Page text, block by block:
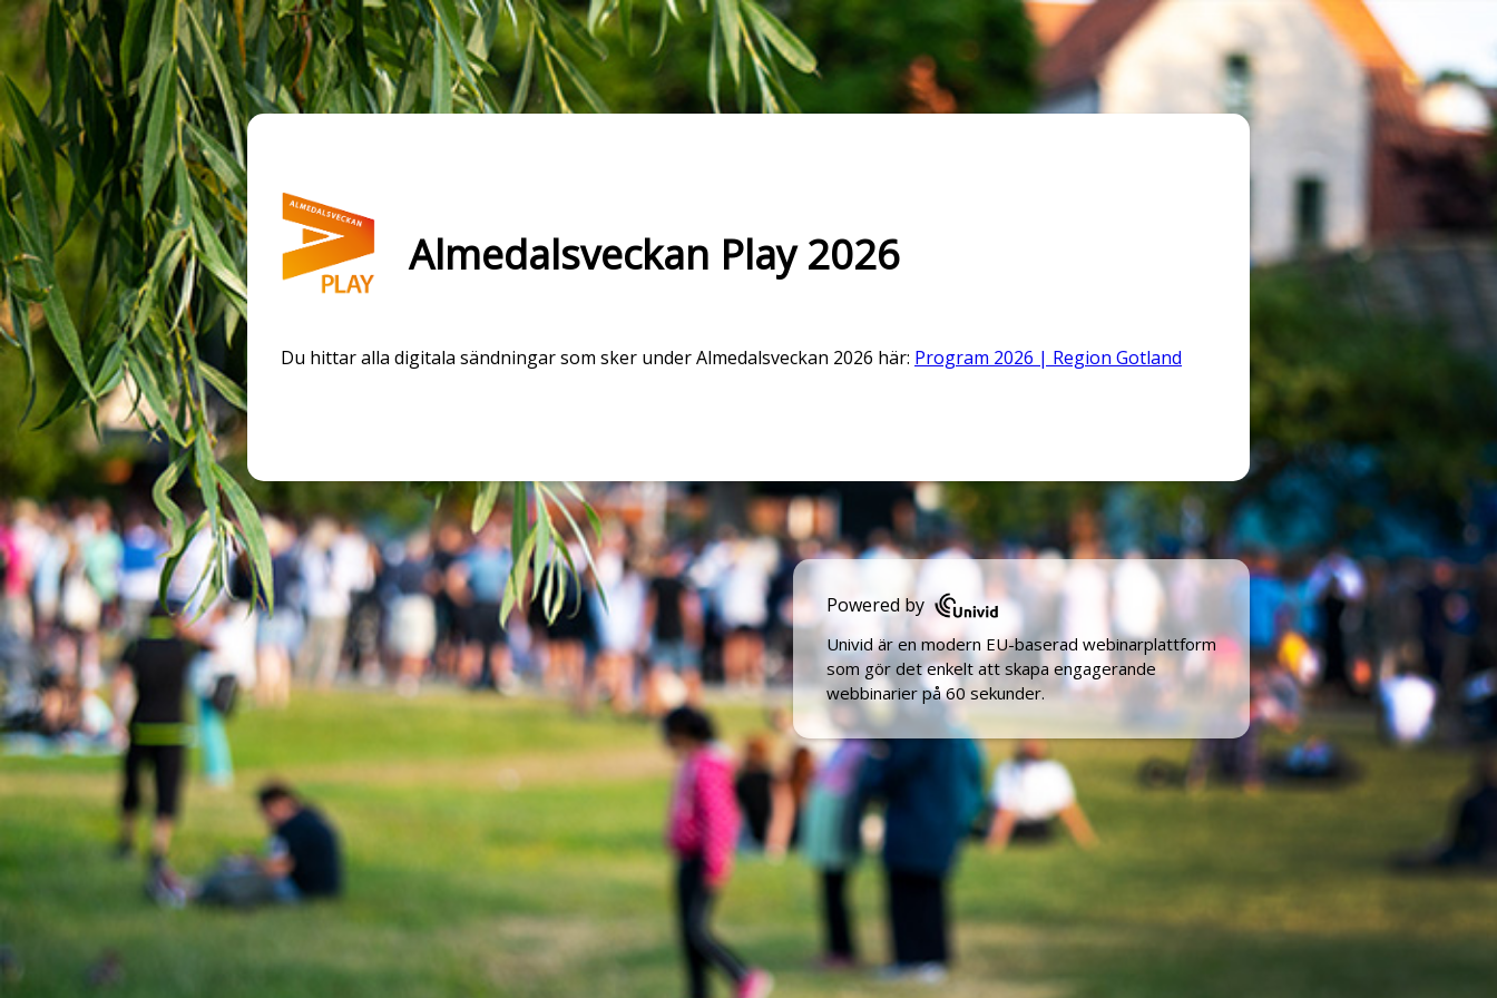
Almedalsveckan Play 2026
Du hittar alla digitala sändningar som sker under Almedalsveckan 2026 här: Program 2026 | Region Gotland
Powered by
Univid är en modern EU-baserad webinarplattform
som gör det enkelt att skapa engagerande
webbinarier på 60 sekunder.